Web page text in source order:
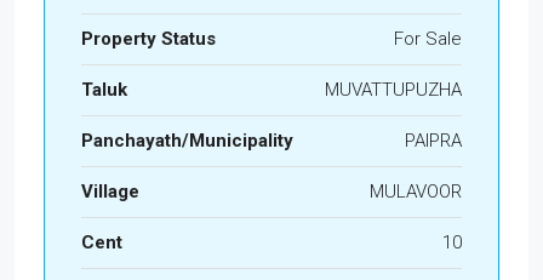
Property Status For Sale
Taluk MUVATTUPUZHA
Panchayath/Municipality PAIPRA
Village MULAVOOR
Cent 10